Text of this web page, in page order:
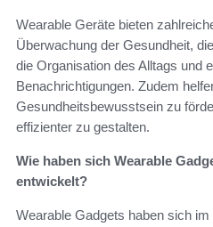
Wearable Geräte bieten
Überwachung der Gesundheit,
die Organisation des Alltags und
Benachrichtigungen. Zudem
Gesundheitsbewusstsein zu
effizienter zu gestalten.
Wie haben sich Wearable
entwickelt?
Wearable Gadgets haben sich